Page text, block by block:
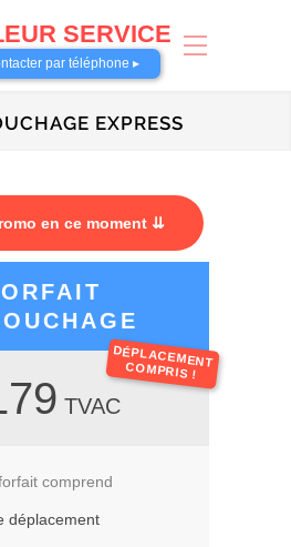
SERVICE
62 69 26
par téléphone ▸
EXPRESS
en ce moment ⇊
DÉPLACEMENT
COMPRIS !
TVAC
comprend
déplacement